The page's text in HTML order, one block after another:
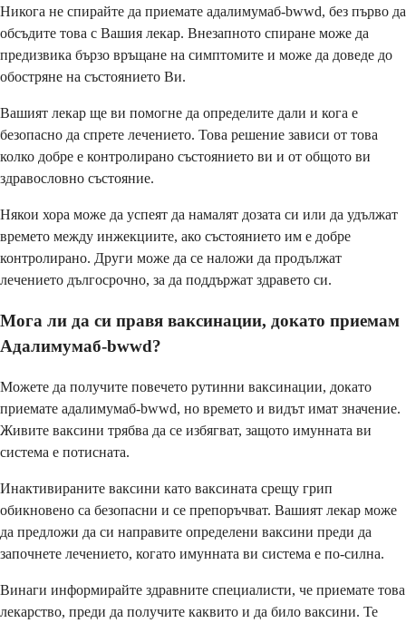
Никога не спирайте да приемате адалимумаб-bwwd, без първо да
обсъдите това с Вашия лекар. Внезапното спиране може да
предизвика бързо връщане на симптомите и може да доведе до
обостряне на състоянието Ви.
Вашият лекар ще ви помогне да определите дали и кога е
безопасно да спрете лечението. Това решение зависи от това
колко добре е контролирано състоянието ви и от общото ви
здравословно състояние.
Някои хора може да успеят да намалят дозата си или да удължат
времето между инжекциите, ако състоянието им е добре
контролирано. Други може да се наложи да продължат
лечението дългосрочно, за да поддържат здравето си.
Мога ли да си правя ваксинации, докато приемам
Адалимумаб-bwwd?
Можете да получите повечето рутинни ваксинации, докато
приемате адалимумаб-bwwd, но времето и видът имат значение.
Живите ваксини трябва да се избягват, защото имунната ви
система е потисната.
Инактивираните ваксини като ваксината срещу грип
обикновено са безопасни и се препоръчват. Вашият лекар може
да предложи да си направите определени ваксини преди да
започнете лечението, когато имунната ви система е по-силна.
Винаги информирайте здравните специалисти, че приемате това
лекарство, преди да получите каквито и да било ваксини. Те